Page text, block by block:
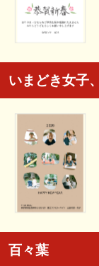
いまどき女子
百々葉